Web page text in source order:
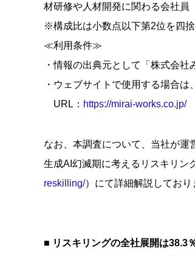
材研修や人材開発に関わる会社員
※構成比は小数点以下第2位を四
≪利用条件≫
・情報の出典元として「株式会社
・ウェブサイトで使用する場合
URL： https://mirai-works.co.jp/
なお、本調査について、当社が
生成AI幻滅期に考えるリスキリン
reskilling/）にて詳細解説しており
■ リスキリングの全社展開は38.3